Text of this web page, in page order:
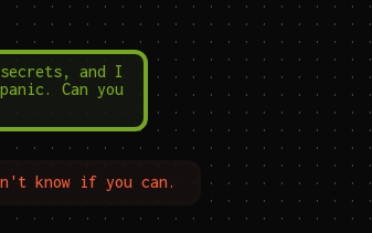
and I
Can you
know if you can.